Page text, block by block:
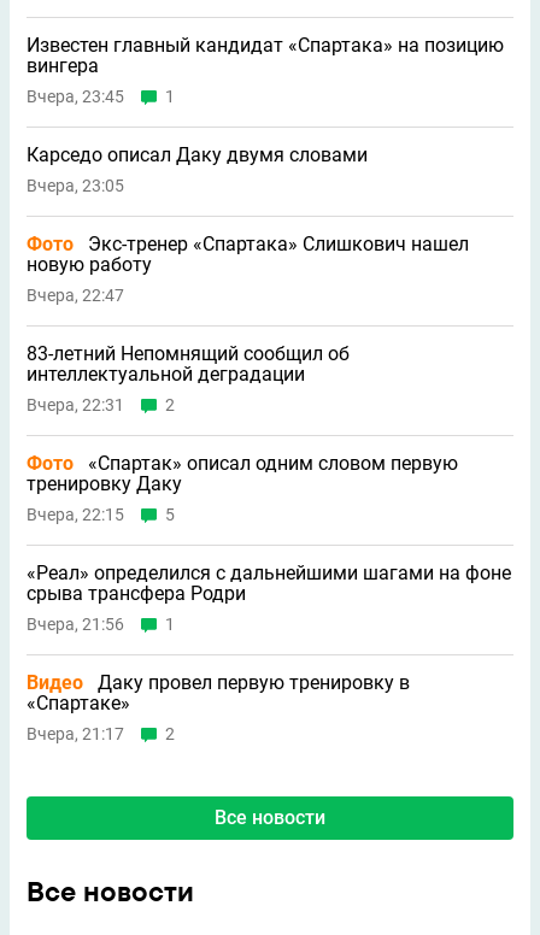
Известен главный кандидат «Спартака» на позицию
вингера
Вчера, 23:45 1
Карседо описал Даку двумя словами
Вчера, 23:05
Фото
Экс-тренер «Спартака» Слишкович нашел
новую работу
Вчера, 22:47
83-летний Непомнящий сообщил об
интеллектуальной деградации
Вчера, 22:31 2
Фото
«Спартак» описал одним словом первую
тренировку Даку
Вчера, 22:15 5
«Реал» определился с дальнейшими шагами на фоне
срыва трансфера Родри
Вчера, 21:56 1
Видео
Даку провел первую тренировку в
«Спартаке»
Вчера, 21:17 2
Все новости
Все новости